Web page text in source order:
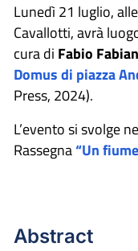
Lunedì 21 luglio,
Cavallotti, avrà
cura di Fabio
Domus di piazza
Press, 2024).
L’evento si svolge
Rassegna“Un
Abstract